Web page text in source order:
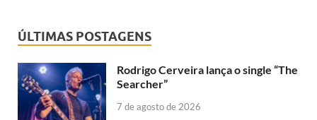
ÚLTIMAS POSTAGENS
Rodrigo Cerveira lança o single “The
Searcher”
7 de agosto de 2026